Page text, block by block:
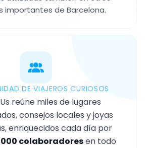
importantes de Barcelona.
DE VIAJEROS CURIOSOS
reúne miles de lugares
consejos locales y joyas
enriquecidos cada día por
colaboradoresen todo